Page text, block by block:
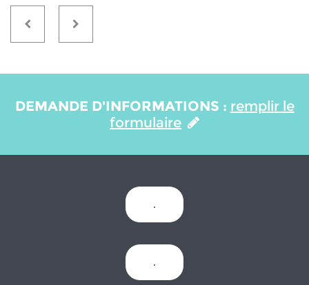
DEMANDE D'INFORMATIONS : remplir le
formulaire
.
.